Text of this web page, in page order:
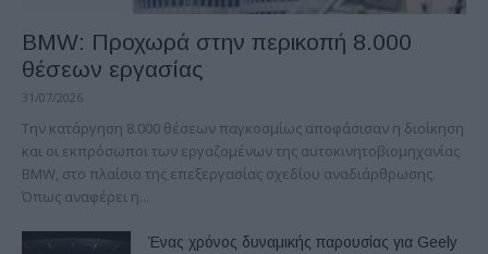
BMW: Προχωρά στην περικοπή 8.000
θέσεων εργασίας
31/07/2026
Την κατάργηση 8.000 θέσεων παγκοσμίως αποφάσισαν η διοίκηση
και οι εκπρόσωποι των εργαζομένων της αυτοκινητοβιομηχανίας
ΒΜW, στο πλαίσιο της επεξεργασίας σχεδίου αναδιάρθρωσης.
Όπως αναφέρει η...
Ένας χρόνος δυναμικής παρουσίας για Geely